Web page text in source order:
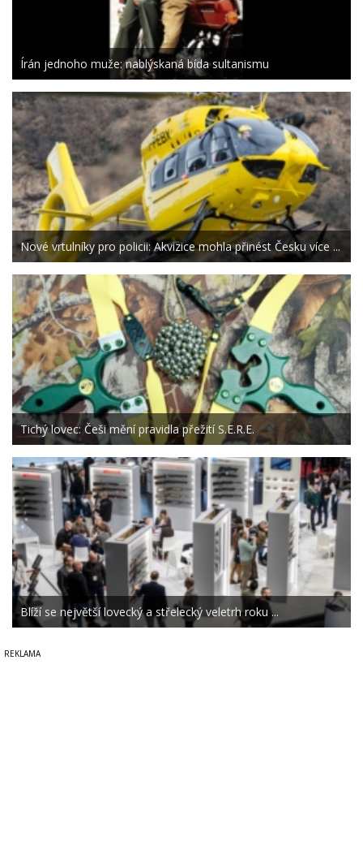
Írán jednoho muže: nablýskaná bída sultanismu
Nové vrtulníky pro policii: Akvizice mohla přinést Česku více ...
Tichý lovec: Češi mění pravidla přežití S.E.R.E.
Blíží se největší lovecký a střelecký veletrh roku ...